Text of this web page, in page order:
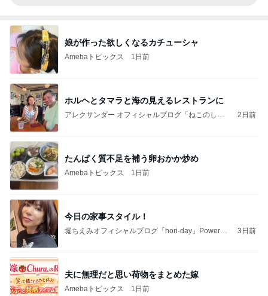
娘が作った欲しくなるカチューシャ
Amebaトピックス 1日前
ホルヘとタマラと海の見えるレストランに
アレクサンダー オフィシャルブログ「ねこのしっ
2日前
たんぱく質不足を補う卵おかか炒め
Amebaトピックス 1日前
今日の家事スタイル！
堀ちえみオフィシャルブログ「hori-day」Powered
3日前
夫に無理だと思い荷物をまとめた嫁
Amebaトピックス 1日前